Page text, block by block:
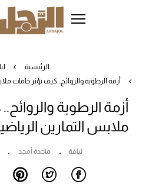
الرئيسية
أزمة الرطوبة والروائح.. كيف تؤثر خامات
أزمة الرطوبة
ملابس التمارين
لياقة ماجدة أمجد